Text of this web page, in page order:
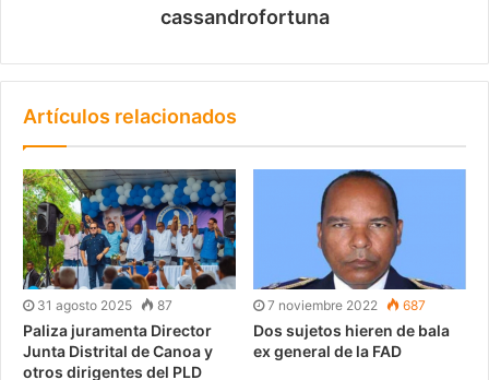
cassandrofortuna
Artículos relacionados
31 agosto 2025 87
Paliza juramenta Director
Junta Distrital de Canoa y
otros dirigentes del PLD
7 noviembre 2022 687
Dos sujetos hieren de bala
ex general de la FAD